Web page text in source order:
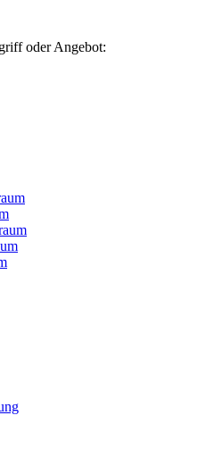
oder Angebot: